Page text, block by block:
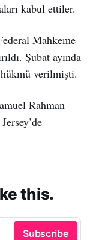
kabul ettiler.
Mahkeme
Şubat ayında
hükmü verilmişti.
Rahman
this.
Subscribe